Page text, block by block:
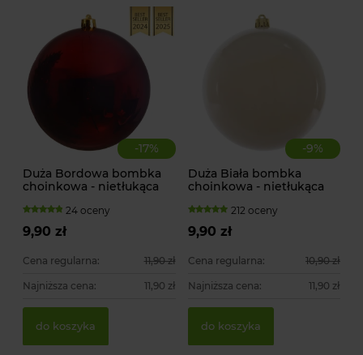
-17%
Duża Bordowa bombka
choinkowa - nietłukąca
24 oceny
9,90 zł
Cena regularna: 11,90 zł
Najniższa cena: 11,90 zł
do koszyka
-9%
Duża Biała bombka
choinkowa - nietłukąca
212 oceny
9,90 zł
Cena regularna: 10,90 zł
Najniższa cena: 11,90 zł
do koszyka